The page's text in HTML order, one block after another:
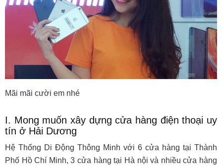
Mãi mãi cười em nhé
I. Mong muốn xây dựng cửa hàng điện thoại uy
tín ở Hải Dương
Hệ Thống Di Động Thông Minh với 6 cửa hàng tại Thành
Phố Hồ Chí Minh, 3 cửa hàng tại Hà nội và nhiều cửa hàng